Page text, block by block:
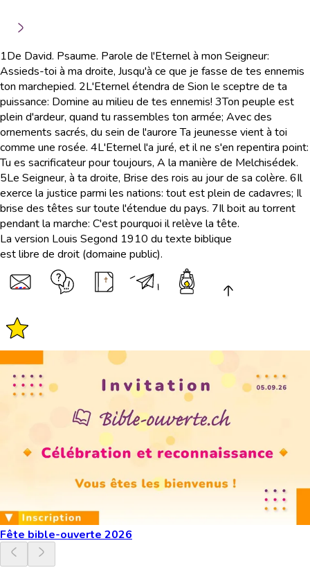
1De David. Psaume. Parole de l'Eternel à mon Seigneur:
Assieds-toi à ma droite, Jusqu'à ce que je fasse de tes ennemis
ton marchepied. 2L'Eternel étendra de Sion le sceptre de ta
puissance: Domine au milieu de tes ennemis! 3Ton peuple est
plein d'ardeur, quand tu rassembles ton armée; Avec des
ornements sacrés, du sein de l'aurore Ta jeunesse vient à toi
comme une rosée. 4L'Eternel l'a juré, et il ne s'en repentira point:
Tu es sacrificateur pour toujours, A la manière de Melchisédek.
5Le Seigneur, à ta droite, Brise des rois au jour de sa colère. 6Il
exerce la justice parmi les nations: tout est plein de cadavres; Il
brise des têtes sur toute l'étendue du pays. 7Il boit au torrent
pendant la marche: C'est pourquoi il relève la tête.
La version Louis Segond 1910 du texte biblique
est libre de droit (domaine public).
Fête bible-ouverte 2026